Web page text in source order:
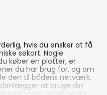
hvis du ønsker at få
søkort. Nogle
køber en plotter, er
du har brug for, og om
den til bådens netværk.
at bruge din